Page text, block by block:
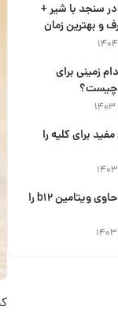
سنجد با شیر +
و بهترین زمان
زمینی برای
چیست؟
برای کلیه را
آجیل‌های حاوی ویتامین b12 را